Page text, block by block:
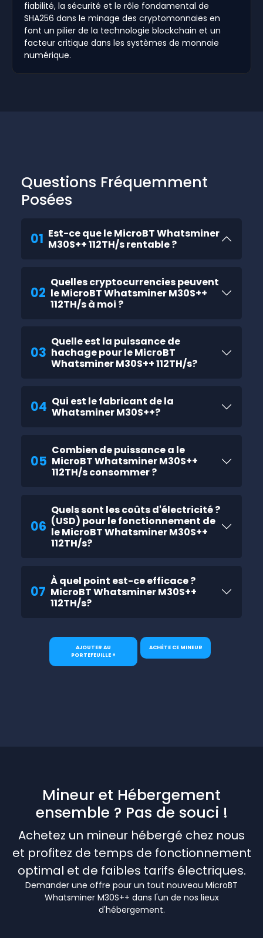
fiabilité, la sécurité et le rôle fondamental de
SHA256 dans le minage des cryptomonnaies en
font un pilier de la technologie blockchain et un
facteur critique dans les systèmes de monnaie
numérique.
Questions Fréquemment
Posées
01 Est-ce que le MicroBT Whatsminer
M30S++ 112TH/s rentable ?
02
Quelles cryptocurrencies peuvent
le MicroBT Whatsminer M30S++
112TH/s à moi ?
03
Quelle est la puissance de
hachage pour le MicroBT
Whatsminer M30S++ 112TH/s?
04 Qui est le fabricant de la
Whatsminer M30S++?
05
Combien de puissance a le
MicroBT Whatsminer M30S++
112TH/s consommer ?
06
Quels sont les coûts d'électricité ?
(USD) pour le fonctionnement de
le MicroBT Whatsminer M30S++
112TH/s?
07
À quel point est-ce efficace ?
MicroBT Whatsminer M30S++
112TH/s?
AJOUTER AU
PORTEFEUILLE +
ACHÈTE CE MINEUR
Mineur et Hébergement
ensemble ? Pas de souci !
Achetez un mineur hébergé chez nous
et profitez de temps de fonctionnement
optimal et de faibles tarifs électriques.
Demander une offre pour un tout nouveau MicroBT
Whatsminer M30S++ dans l'un de nos lieux
d'hébergement.